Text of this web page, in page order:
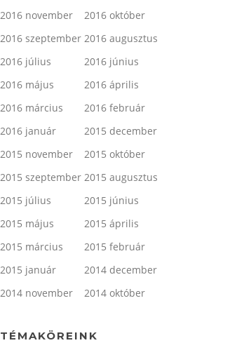
2016 november
2016 október
2016 szeptember 2016 augusztus
2016 július
2016 június
2016 május
2016 április
2016 március
2016 február
2016 január
2015 december
2015 november
2015 október
2015 szeptember 2015 augusztus
2015 július
2015 június
2015 május
2015 április
2015 március
2015 február
2015 január
2014 december
2014 november
2014 október
TÉMAKÖREINK